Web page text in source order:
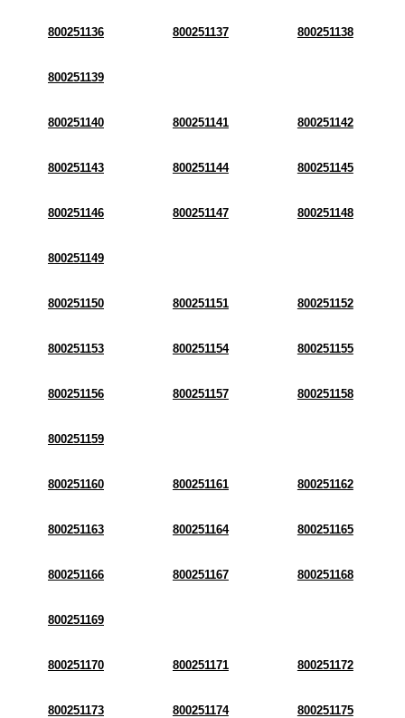
800251136 800251137 800251138
800251139
800251140 800251141 800251142
800251143 800251144 800251145
800251146 800251147 800251148
800251149
800251150 800251151 800251152
800251153 800251154 800251155
800251156 800251157 800251158
800251159
800251160 800251161 800251162
800251163 800251164 800251165
800251166 800251167 800251168
800251169
800251170 800251171 800251172
800251173 800251174 800251175